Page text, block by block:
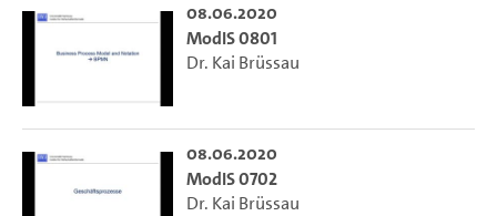
08.06.2020
ModIS 0801
Dr. Kai Brüssau
08.06.2020
ModIS 0702
Dr. Kai Brüssau